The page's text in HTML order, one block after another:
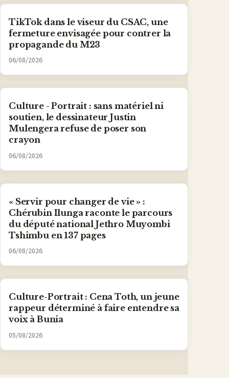
TikTok dans le viseur du CSAC, une
fermeture envisagée pour contrer la
propagande du M23
06/08/2026
Culture - Portrait : sans matériel ni
soutien, le dessinateur Justin
Mulengera refuse de poser son
crayon
06/08/2026
« Servir pour changer de vie » :
Chérubin Ilunga raconte le parcours
du député national Jethro Muyombi
Tshimbu en 137 pages
06/08/2026
Culture-Portrait : Cena Toth, un jeune
rappeur déterminé à faire entendre sa
voix à Bunia
05/08/2026